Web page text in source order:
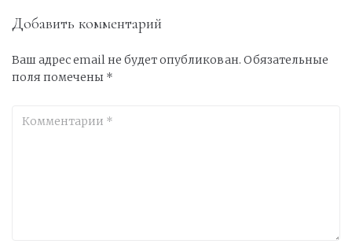
Добавить комментарий
Ваш адрес email не будет опубликован. Обязательные
поля помечены *